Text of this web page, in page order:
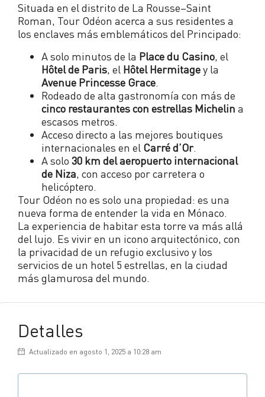
Situada en el distrito de La Rousse–Saint
Roman, Tour Odéon acerca a sus residentes a
los enclaves más emblemáticos del Principado:
A solo minutos de la Place du Casino, el
Hôtel de Paris, el Hôtel Hermitagey la
Avenue Princesse Grace.
Rodeado de alta gastronomía con más de
cinco restaurantes con estrellas Michelin a
escasos metros.
Acceso directo a las mejores boutiques
internacionales en el Carré d’Or.
A solo 30 km del aeropuerto internacional
de Niza, con acceso por carretera o
helicóptero.
Tour Odéon no es solo una propiedad: es una
nueva forma de entender la vida en Mónaco.
La experiencia de habitar esta torre va más allá
del lujo. Es vivir en un icono arquitectónico, con
la privacidad de un refugio exclusivo y los
servicios de un hotel 5 estrellas, en la ciudad
más glamurosa del mundo.
Detalles
Actualizado en agosto 1, 2025 a 10:28 am